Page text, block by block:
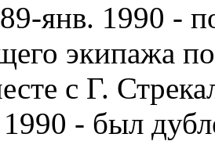
янв. 1990 -
экипажа
с Г.
1990 - был